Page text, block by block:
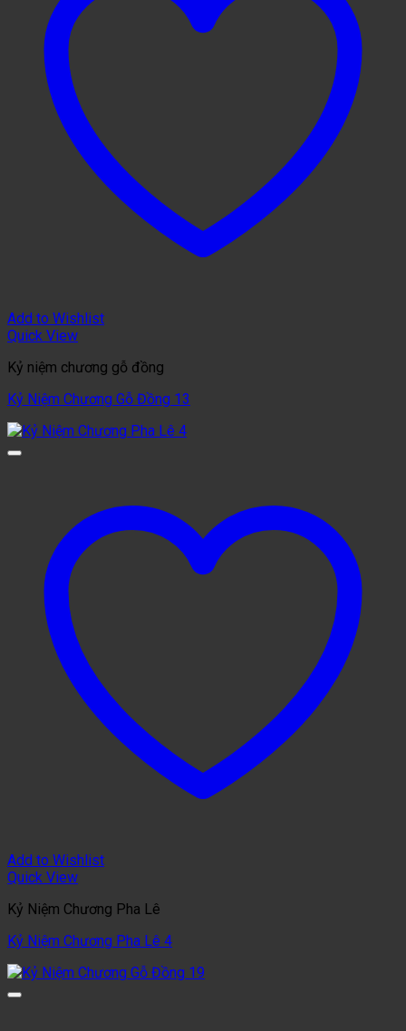
Add to Wishlist
Quick View
Kỷ niệm chương gỗ đồng
Kỷ Niệm Chương Gỗ Đồng 13
Add to Wishlist
Quick View
Kỷ Niệm Chương Pha Lê
Kỷ Niệm Chương Pha Lê 4